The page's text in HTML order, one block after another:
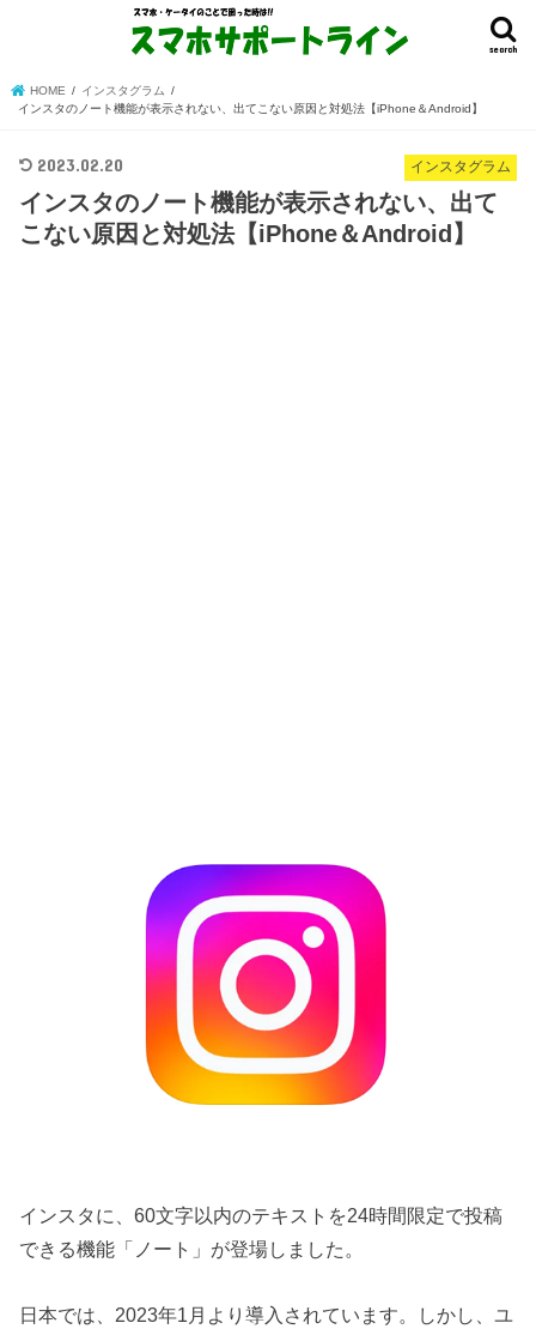
search
HOME
インスタグラム
インスタのノート機能が表示されない、出てこない原因と対処法【iPhone＆Android】
インスタグラム
2023.02.20
インスタのノート機能が表示されない、出て
こない原因と対処法【iPhone＆Android】
インスタに、60文字以内のテキストを24時間限定で投稿
できる機能「ノート」が登場しました。
日本では、2023年1月より導入されています。しかし、ユ